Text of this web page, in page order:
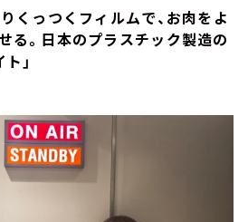
くっつくフィルムで、お肉をよ
る。日本のプラスチック製造の
」